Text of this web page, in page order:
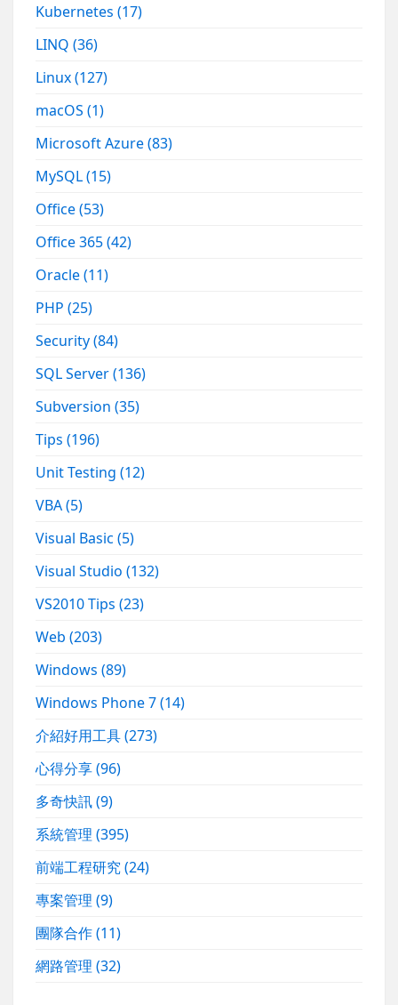
Kubernetes(17)
LINQ(36)
Linux(127)
macOS(1)
Microsoft Azure(83)
MySQL(15)
Office(53)
Office 365(42)
Oracle(11)
PHP(25)
Security(84)
SQL Server(136)
Subversion(35)
Tips(196)
Unit Testing(12)
VBA(5)
Visual Basic(5)
Visual Studio(132)
VS2010 Tips(23)
Web(203)
Windows(89)
Windows Phone 7(14)
介紹好用工具(273)
心得分享(96)
多奇快訊(9)
系統管理(395)
前端工程研究(24)
專案管理(9)
團隊合作(11)
網路管理(32)